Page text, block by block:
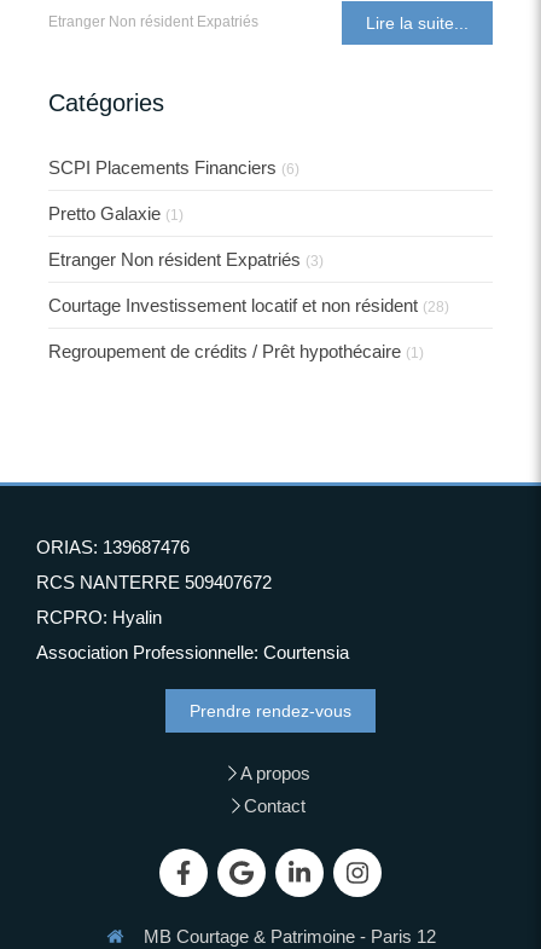
Etranger Non résident Expatriés Lire la suite...
Catégories
SCPI Placements Financiers (6)
Pretto Galaxie (1)
Etranger Non résident Expatriés (3)
Courtage Investissement locatif et non résident (28)
Regroupement de crédits / Prêt hypothécaire (1)
ORIAS: 139687476
RCS NANTERRE 509407672
RCPRO: Hyalin
Association Professionnelle: Courtensia
Prendre rendez-vous
A propos
Contact
MB Courtage & Patrimoine - Paris 12